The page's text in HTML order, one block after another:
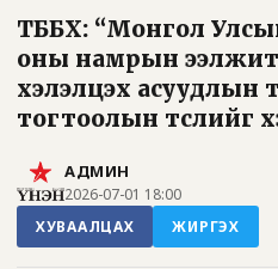
ТББХ: “Монгол
оны намрын ээлжит
хэлэлцэх
тогтоолын төслийг
АДМИН
2026-07-01 18:00
ХУВААЛЦАХ
ЖИРГЭХ